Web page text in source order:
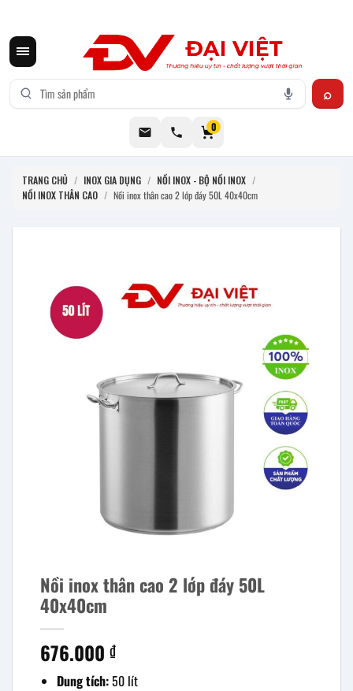
0
TRANG CHỦ / INOX GIA DỤNG / NỒI INOX - BỘ NỒI INOX /
NỒI INOX THÂN CAO / Nồi inox thân cao 2 lớp đáy 50L 40x40cm
Nồi inox thân cao 2 lớp đáy 50L
40x40cm
676.000 ₫
Dung tích:50 lít